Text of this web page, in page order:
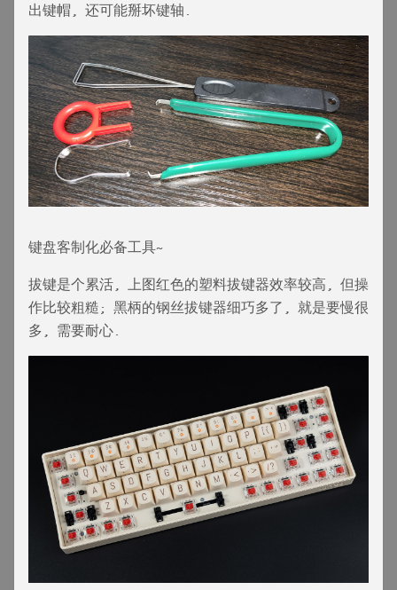
出键帽, 还可能掰坏键轴.
键盘客制化必备工具~
拔键是个累活, 上图红色的塑料拔键器效率较高, 但操
作比较粗糙; 黑柄的钢丝拔键器细巧多了, 就是要慢很
多, 需要耐心.